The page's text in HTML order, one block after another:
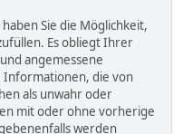
Sie die Möglichkeit,
Es obliegt Ihrer
angemessene
Informationen, die von
als unwahr oder
mit oder ohne vorherige
werden